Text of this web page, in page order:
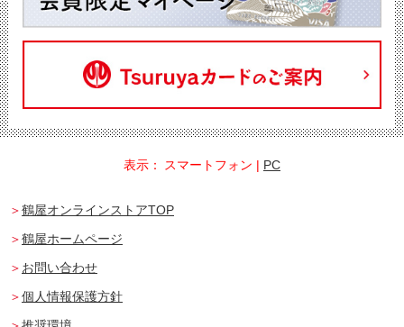
表示： スマートフォン | PC
鶴屋オンラインストアTOP
鶴屋ホームページ
お問い合わせ
個人情報保護方針